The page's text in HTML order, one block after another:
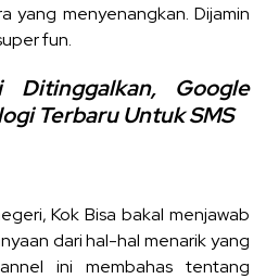
yang menyenangkan. Dijamin
fun.
Ditinggalkan, Google
Terbaru Untuk SMS
Kok Bisa bakal menjawab
dari hal-hal menarik yang
ini membahas tentang